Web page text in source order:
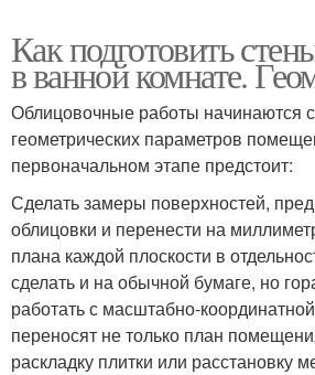
Как подготовить
в ванной комнате.
Облицовочные работы начинаются
геометрических параметров
первоначальном этапе предстоит:
Сделать замеры поверхностей,
облицовки и перенести на
плана каждой плоскости в
сделать и на обычной бумаге, но
работать с масштабно-
переносят не только план
раскладку плитки или расстановку